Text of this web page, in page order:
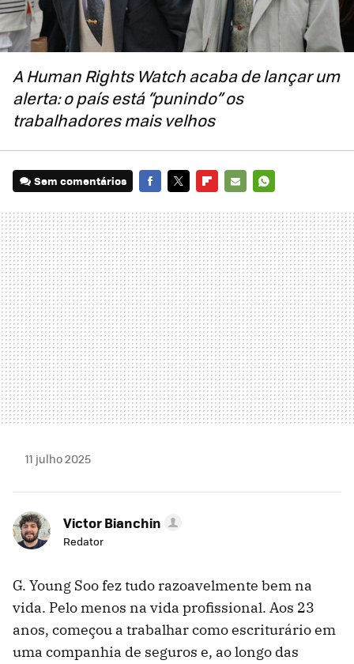
A Human Rights Watch acaba de lançar um
alerta: o país está “punindo” os
trabalhadores mais velhos
Sem comentários
MAIL
11 julho 2025
Victor Bianchin
Redator
G. Young Soo fez tudo razoavelmente bem na
vida. Pelo menos na vida profissional. Aos 23
anos, começou a trabalhar como escriturário em
uma companhia de seguros e, ao longo das